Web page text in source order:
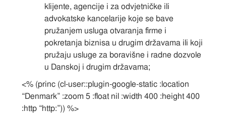
klijente, agencije i za odvjetničke ili
advokatske kancelarije koje se bave
pružanjem usluga otvaranja firme i
pokretanja biznisa u drugim državama ili koji
pružaju usluge za boravišne i radne dozvole
u Danskoj i drugim državama;
<% (princ (cl-user::plugin-google-static :location
“Denmark” :zoom 5 :float nil :width 400 :height 400
:http “http:”)) %>